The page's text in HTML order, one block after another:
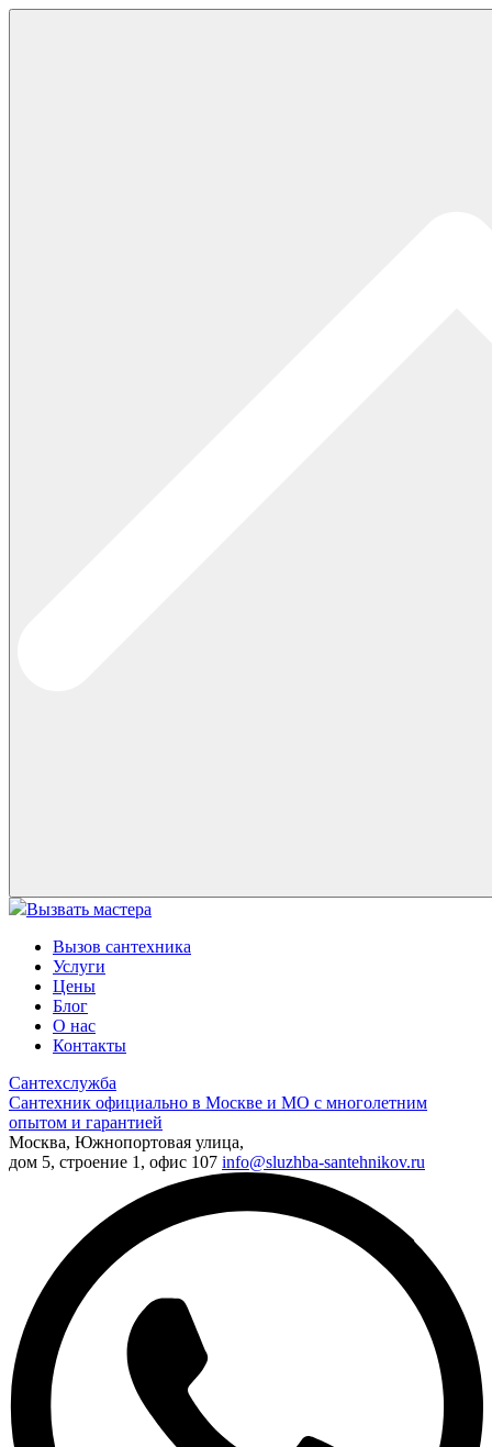
Вызвать мастера
Вызов сантехника
Услуги
Цены
Блог
О нас
Контакты
Сантехслужба
Сантехник официально в Москве и МО с многолетним
опытом и гарантией
Москва, Южнопортовая улица,
дом 5, строение 1, офис 107 info@sluzhba-santehnikov.ru